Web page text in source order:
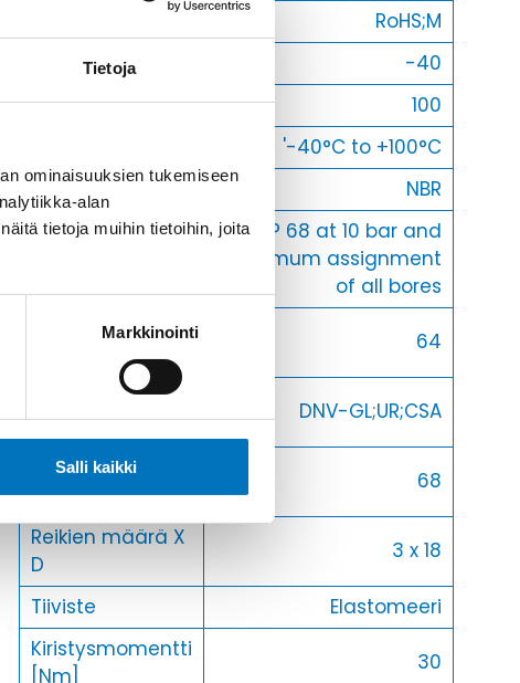
Tietoja
ominaisuuksien tukemiseen
alan
tietoja muihin tietoihin, joita
Markkinointi
Salli kaikki
RoHS;M
Min [C]
-40
Max [C]
100
'-40°C to +100°C
O-Rengas
NBR
IP 65;IP 68 at 10 bar and
optimum assignment
of all bores
Avaimenkuva 1
64
Setrifikaatti
Logot
DNV-GL;UR;CSA
Avaimenkuva 2
[Mm]
68
Reikien määrä X
D
3 x 18
Tiiviste
Elastomeeri
Kiristysmomentti
[Nm]
30